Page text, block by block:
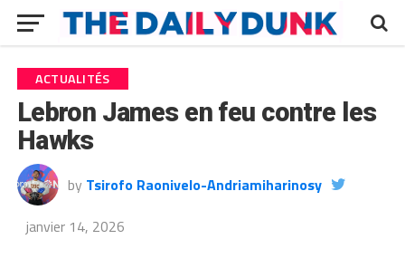
ACTUALITÉS
Lebron James en feu contre les
Hawks
by Tsirofo Raonivelo-Andriamiharinosy
janvier 14, 2026